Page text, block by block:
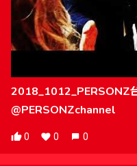
2018_1012_PERSONZ
@PERSONZchannel
0 0 0